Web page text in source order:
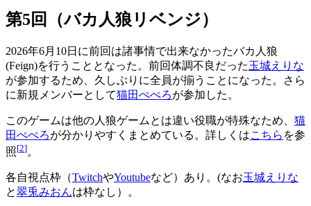
第5回（バカ人狼リベンジ）
2026年6月10日に前回は諸事情で出来なかったバカ人狼
(Feign)を行うこととなった。前回体調不良だった玉城えりな
が参加するため、久しぶりに全員が揃うことになった。さら
に新規メンバーとして猫田ぺぺろが参加した。
このゲームは他の人狼ゲームとは違い役職が特殊なため、 猫
田ぺぺろが分かりやすくまとめている。詳しくはこちら を参
照[2]。
各自視点枠（TwitchやYoutubeなど）あり。(なお玉城えりな
と翠兎みおんは枠なし）。